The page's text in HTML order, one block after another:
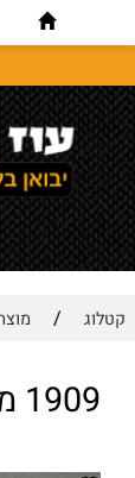
/ מוצרי עץ
2233